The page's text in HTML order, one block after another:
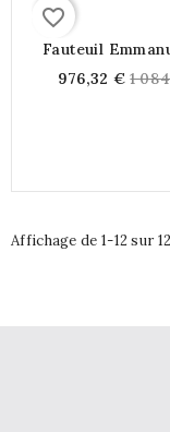
favorite_border
Fauteuil
Rotin
976,32 € 1
Affichage de 1-12 sur